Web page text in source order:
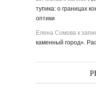
тупика: о границах
оптики
Елена Сомова к
каменный город».